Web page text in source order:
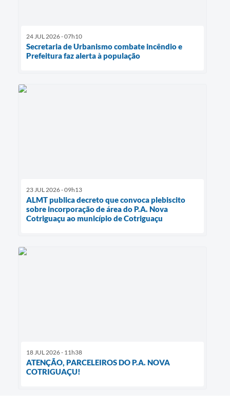
24 JUL 2026 - 07h10
Secretaria de Urbanismo combate incêndio e
Prefeitura faz alerta à população
23 JUL 2026 - 09h13
ALMT publica decreto que convoca plebiscito
sobre incorporação de área do P.A. Nova
Cotriguaçu ao município de Cotriguaçu
18 JUL 2026 - 11h38
ATENÇÃO, PARCELEIROS DO P.A. NOVA
COTRIGUAÇU!